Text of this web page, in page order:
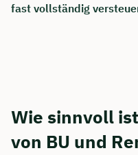
fast vollständig
Wie sinnvoll
von BU und